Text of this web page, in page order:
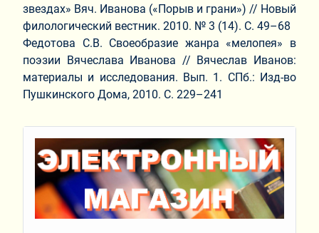
звездах» Вяч. Иванова («Порыв и грани») // Новый
филологический вестник. 2010. № 3 (14). С. 49–68
Федотова С.В. Своеобразие жанра «мелопея» в
поэзии Вячеслава Иванова // Вячеслав Иванов:
материалы и исследования. Вып. 1. СПб.: Изд-во
Пушкинского Дома, 2010. С. 229–241